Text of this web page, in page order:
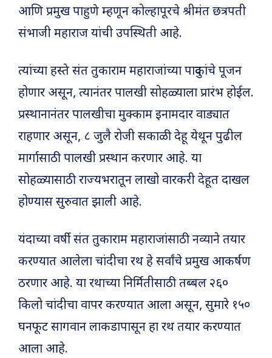
आणि प्रमुख पाहुणे म्हणून कोल्हापूरचे श्रीमंत छत्रपती
संभाजी महाराज यांची उपस्थिती आहे.
त्यांच्या हस्ते संत तुकाराम महाराजांच्या पादुकांचे पूजन
होणार असून, त्यानंतर पालखी सोहळ्याला प्रारंभ होईल.
प्रस्थानानंतर पालखीचा मुक्काम इनामदार वाड्यात
राहणार असून, ८ जुलै रोजी सकाळी देहू येथून पुढील
मार्गासाठी पालखी प्रस्थान करणार आहे. या
सोहळ्यासाठी राज्यभरातून लाखो वारकरी देहूत दाखल
होण्यास सुरुवात झाली आहे.
यंदाच्या वर्षी संत तुकाराम महाराजांसाठी नव्याने तयार
करण्यात आलेला चांदीचा रथ हे सर्वांचे प्रमुख आकर्षण
ठरणार आहे. या रथाच्या निर्मितीसाठी तब्बल २६०
किलो चांदीचा वापर करण्यात आला असून, सुमारे १५०
घनफूट सागवान लाकडापासून हा रथ तयार करण्यात
आला आहे.